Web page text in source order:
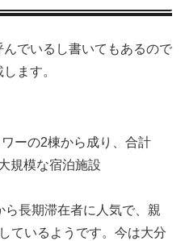
でいるし書いてもあるので
ます。
ーの2棟から成り、合計
規模な宿泊施設
ら長期滞在者に人気で、親
ているようです。今は大分